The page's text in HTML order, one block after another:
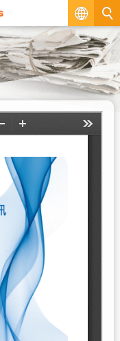
繁
EN